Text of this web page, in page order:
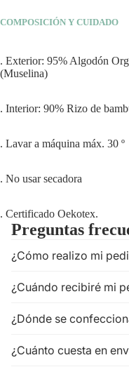
COMPOSICIÓN Y CUIDADO
. Exterior: 95% Algodón
(Muselina)
. Interior: 90% Rizo de
. Lavar a máquina máx. 30 º
. No usar secadora
. Certificado Oekotex.
Preguntas
¿Cómo realizo mi
¿Cuándo recibiré mi
¿Dónde se
¿Cuánto cuesta en